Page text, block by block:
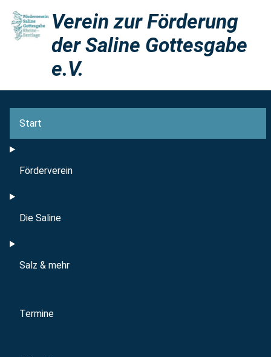
Verein zur Förderung
der Saline Gottesgabe
e.V.
Start
Förderverein
Die Saline
Salz & mehr
Termine